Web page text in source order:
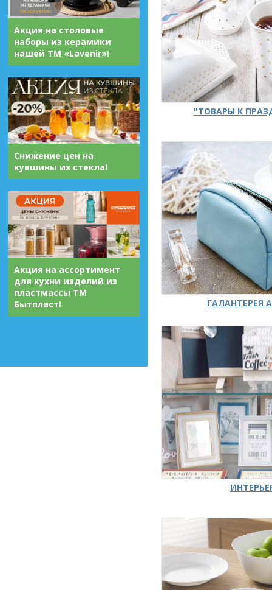
Акция на столовые
наборы из керамики
нашей ТМ «Lavenir»!
Снижение цен на
кувшины из стекла!
Акция на ассортимент
для кухни изделий из
пластмассы ТМ
Бытпласт!
"ТОВАРЫ К
ГАЛАНТЕРЕЯ